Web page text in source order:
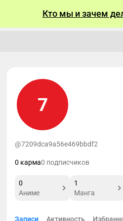
Кто мы и зачем
7
@7209dca9a56e469bbdf2
0 карма0 подписчиков
0
Аниме
1
Манга
Записи Активность